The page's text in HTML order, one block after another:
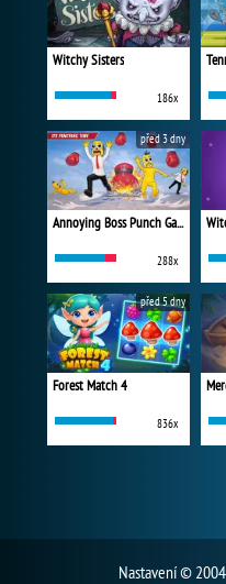
Witchy Sisters
186x
Annoying Boss Punch Game
288x
před 3 dny
Forest Match 4
836x
před 5 dny
Nastavení© 2004